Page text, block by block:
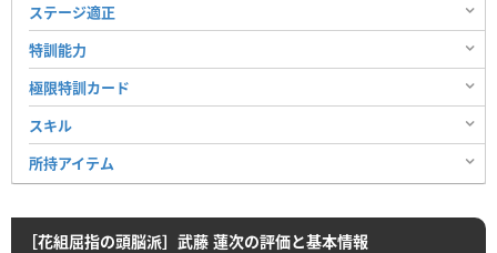
ステージ適正
特訓能力
極限特訓カード
スキル
所持アイテム
［花組屈指の頭脳派］武藤 蓮次の評価と基本情報